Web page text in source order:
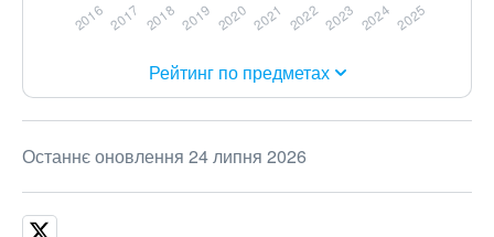
Рейтинг по предметах
Останнє оновлення 24 липня 2026